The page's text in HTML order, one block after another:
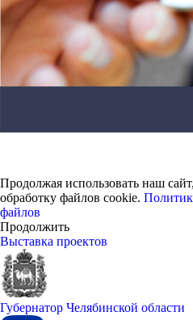
Продолжая использовать наш
обработку файлов cookie.
файлов
Продолжить
Выставка проектов
Губернатор Челябинской области